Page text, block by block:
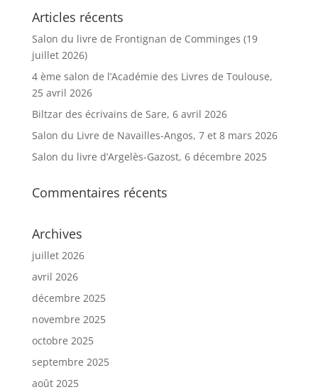
Articles récents
Salon du livre de Frontignan de Comminges (19
juillet 2026)
4 ème salon de l’Académie des Livres de Toulouse,
25 avril 2026
Biltzar des écrivains de Sare, 6 avril 2026
Salon du Livre de Navailles-Angos, 7 et 8 mars 2026
Salon du livre d’Argelès-Gazost, 6 décembre 2025
Commentaires récents
Archives
juillet 2026
avril 2026
décembre 2025
novembre 2025
octobre 2025
septembre 2025
août 2025